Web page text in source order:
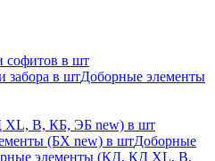
софитов в шт
забора в штДоборные элементы
XL, В, КБ, ЭБ new) в шт
(БХ new) в штДоборные
элементы (КД, КД XL, В,